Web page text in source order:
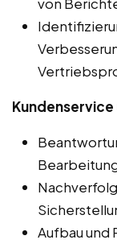
Aufbau und